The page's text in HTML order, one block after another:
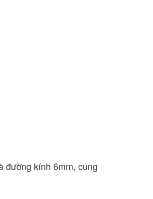
đường kính 6mm, cung